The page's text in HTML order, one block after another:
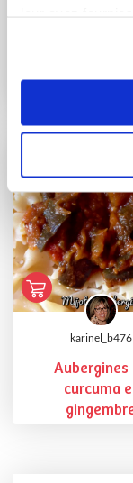
Houmous de
corail et
karinel_b476
Aubergines
curcuma